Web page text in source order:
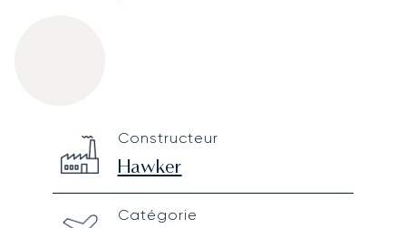
Technical specifications
Constructeur
Hawker
Catégorie